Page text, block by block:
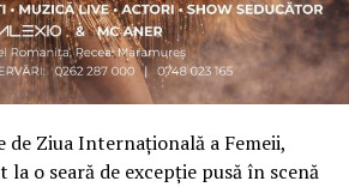
cine?”spune clujeancaCarmen
Antreprenoare.ro. Din această
campania.
la Cluj
de Ziua Internațională a Femeii,
o seară de excepție pusă în scenă